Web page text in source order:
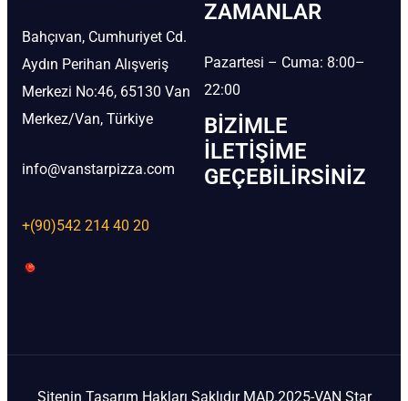
Bahçıvan, Cumhuriyet Cd.
Aydın Perihan Alışveriş
Merkezi No:46, 65130 Van
Merkez/Van, Türkiye
info@vanstarpizza.com
+(90)542 214 40 20
ZAMANLAR
Pazartesi – Cuma: 8:00–
22:00
BIZIMLE
İLETIŞIME
GEÇEBILIRSINIZ
Sitenin Tasarım Hakları Saklıdır MAD.2025-VAN Star